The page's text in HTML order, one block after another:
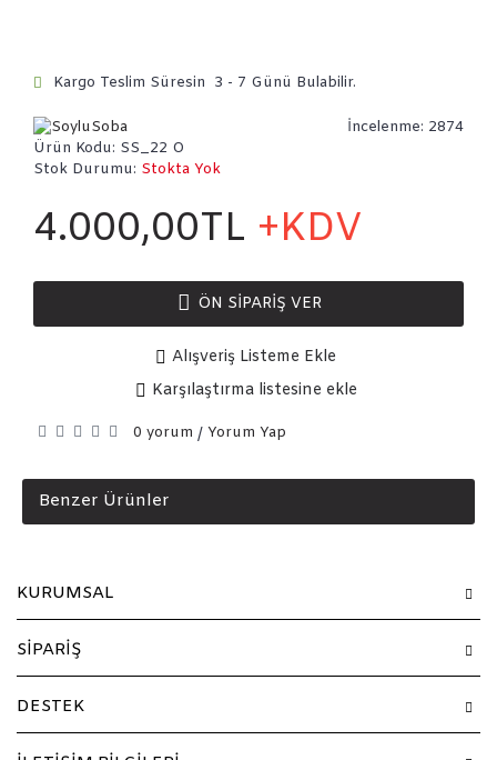
Kargo Teslim Süresin 3 - 7 Günü Bulabilir.
İncelenme: 2874
Ürün Kodu: SS_22 O
Stok Durumu: Stokta Yok
4.000,00TL +KDV
ÖN SIPARIŞ VER
Alışveriş Listeme Ekle
Karşılaştırma listesine ekle
0 yorum / Yorum Yap
Benzer Ürünler
KURUMSAL
SİPARİŞ
DESTEK